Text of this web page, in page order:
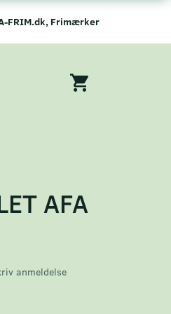
FRIM.dk, Frimærker
AFA
anmeldelse